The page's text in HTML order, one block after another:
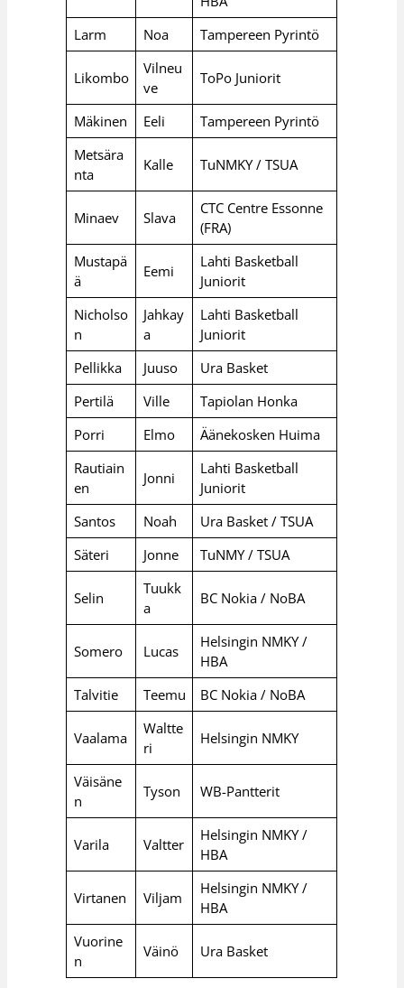
Larm
Noa Tampereen Pyrintö
Likombo
Vilneu
ve
ToPo Juniorit
Mäkinen Eeli
Tampereen Pyrintö
Metsära
nta
Kalle TuNMKY / TSUA
Minaev Slava
CTC Centre Essonne
(FRA)
Mustapä
ä
Eemi
Lahti Basketball
Juniorit
Nicholso
n
Jahkay
a
Lahti Basketball
Juniorit
Pellikka
Juuso
Ura Basket
Pertilä
Ville
Tapiolan Honka
Porri
Elmo
Äänekosken Huima
Rautiain
en
Jonni
Lahti Basketball
Juniorit
Santos
Noah
Ura Basket / TSUA
Säteri
Jonne TuNMY / TSUA
Selin
Tuukk
a
BC Nokia / NoBA
Somero Lucas
Helsingin NMKY /
HBA
Talvitie
Teemu BC Nokia / NoBA
Vaalama
Waltte
ri
Helsingin NMKY
Väisäne
n
Tyson WB-Pantterit
Varila Valtter
Helsingin NMKY /
HBA
Virtanen Viljam
Helsingin NMKY /
HBA
Vuorine
n
Väinö Ura Basket